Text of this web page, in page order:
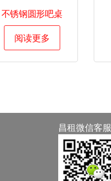
不锈钢圆形吧桌
阅读更多
昌租微信客服